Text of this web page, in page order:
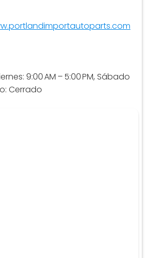
9:00 AM – 5:00 PM, Sábado
Cerrado